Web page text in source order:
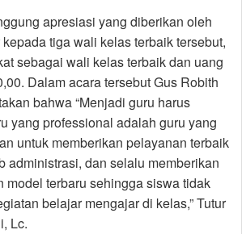
apresiasi yang diberikan oleh
tiga wali kelas terbaik tersebut,
sebagai wali kelas terbaik dan uang
Dalam acara tersebut Gus Robith
bahwa “Menjadi guru harus
yang professional adalah guru yang
untuk memberikan pelayanan terbaik
administrasi, dan selalu memberikan
model terbaru sehingga siswa tidak
belajar mengajar di kelas,” Tutur
Lc.